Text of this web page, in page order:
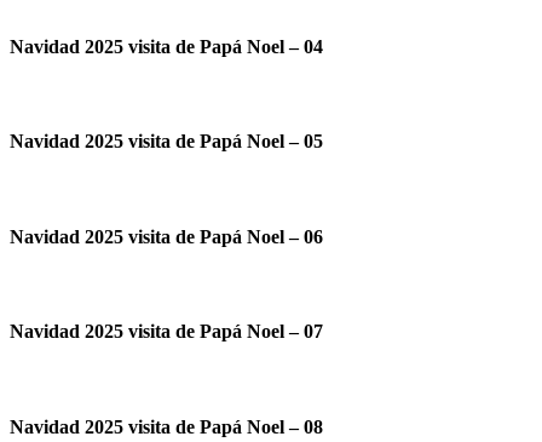
Navidad 2025 visita de Papá Noel – 04
Navidad 2025 visita de Papá Noel – 05
Navidad 2025 visita de Papá Noel – 06
Navidad 2025 visita de Papá Noel – 07
Navidad 2025 visita de Papá Noel – 08